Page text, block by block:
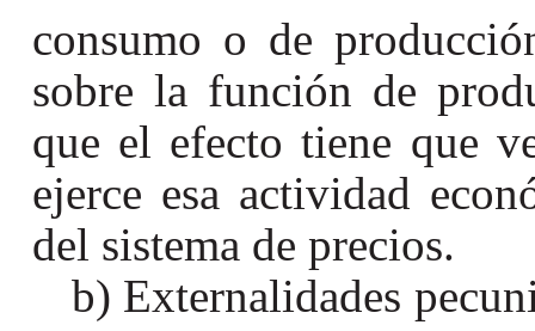
consumo o de
sobre la función de
que el efecto tiene que
ejerce esa actividad
del sistema de precios.
Externalidades